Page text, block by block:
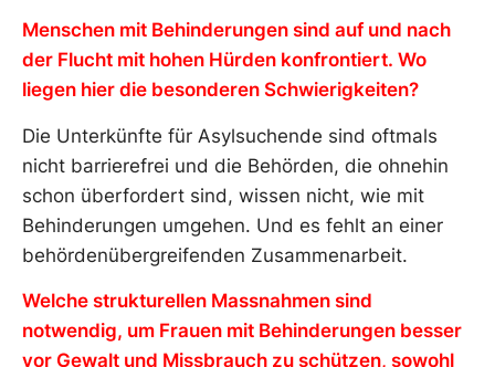
Menschen mit Behinderungen sind auf und nach
der Flucht mit hohen Hürden konfrontiert. Wo
liegen hier die besonderen Schwierigkeiten?
Die Unterkünfte für Asylsuchende sind oftmals
nicht barrierefrei und die Behörden, die ohnehin
schon überfordert sind, wissen nicht, wie mit
Behinderungen umgehen. Und es fehlt an einer
behördenübergreifenden Zusammenarbeit.
Welche strukturellen Massnahmen sind
notwendig, um Frauen mit Behinderungen besser
vor Gewalt und Missbrauch zu schützen, sowohl